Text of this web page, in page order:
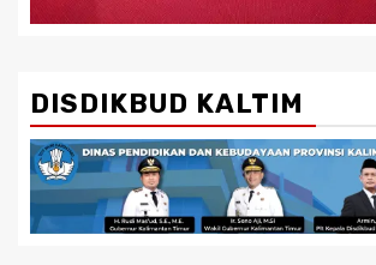
DISDIKBUD KALTIM